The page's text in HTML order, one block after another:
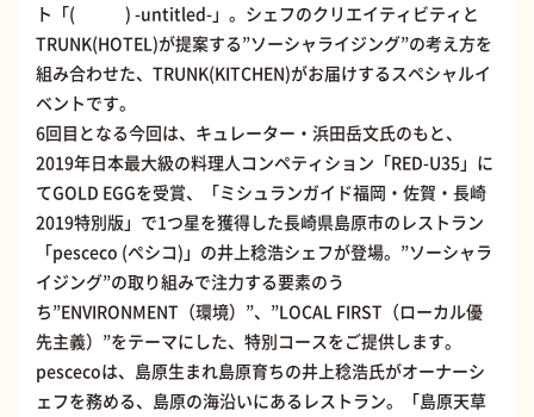
ト「( ) -untitled-」。シェフのクリエイティビティと
TRUNK(HOTEL)が提案する”ソーシャライジング”の考え方を
組み合わせた、TRUNK(KITCHEN)がお届けするスペシャルイ
ベントです。
6回目となる今回は、キュレーター・浜田岳文氏のもと、
2019年日本最大級の料理人コンペティション「RED-U35」に
てGOLD EGGを受賞、「ミシュランガイド福岡・佐賀・長崎
2019特別版」で1つ星を獲得した長崎県島原市のレストラン
「pesceco (ぺシコ)」の井上稔浩シェフが登場。”ソーシャラ
イジング”の取り組みで注力する要素のう
ち”ENVIRONMENT（環境）”、”LOCAL FIRST（ローカル優
先主義）”をテーマにした、特別コースをご提供します。
pescecoは、島原生まれ島原育ちの井上稔浩氏がオーナーシ
ェフを務める、島原の海沿いにあるレストラン。「島原天草